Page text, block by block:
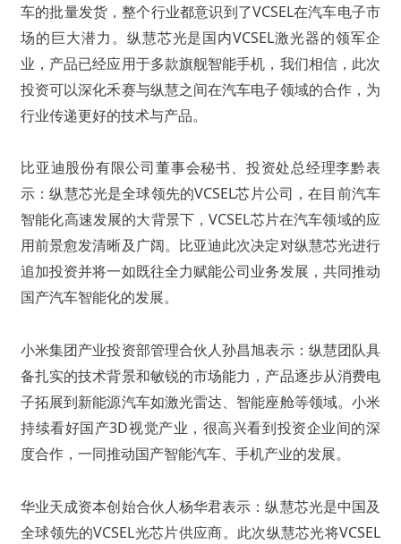
车的批量发货，整个行业都意识到了VCSEL在汽车电子市
场的巨大潜力。纵慧芯光是国内VCSEL激光器的领军企
业，产品已经应用于多款旗舰智能手机，我们相信，此次
投资可以深化禾赛与纵慧之间在汽车电子领域的合作，为
行业传递更好的技术与产品。
比亚迪股份有限公司董事会秘书、投资处总经理李黔表
示：纵慧芯光是全球领先的VCSEL芯片公司，在目前汽车
智能化高速发展的大背景下，VCSEL芯片在汽车领域的应
用前景愈发清晰及广阔。比亚迪此次决定对纵慧芯光进行
追加投资并将一如既往全力赋能公司业务发展，共同推动
国产汽车智能化的发展。
小米集团产业投资部管理合伙人孙昌旭表示：纵慧团队具
备扎实的技术背景和敏锐的市场能力，产品逐步从消费电
子拓展到新能源汽车如激光雷达、智能座舱等领域。小米
持续看好国产3D视觉产业，很高兴看到投资企业间的深
度合作，一同推动国产智能汽车、手机产业的发展。
华业天成资本创始合伙人杨华君表示：纵慧芯光是中国及
全球领先的VCSEL光芯片供应商。此次纵慧芯光将VCSEL